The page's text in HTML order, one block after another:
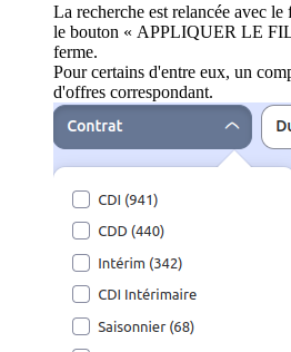
La recherche est relancée avec
le bouton « APPLIQUER LE
ferme.
Pour certains d'entre eux, un
d'offres correspondant.